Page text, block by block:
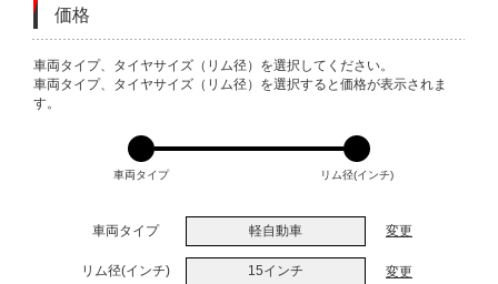
価格
VARIATIONS
車両タイプ、タイヤサイズ（リム径）を選択してください。
車両タイプ、タイヤサイズ（リム径）を選択すると価格が表示されま
す。
車両タイプ リム径(インチ)
車両タイプ 軽自動車 変更
リム径(インチ) 15インチ 変更